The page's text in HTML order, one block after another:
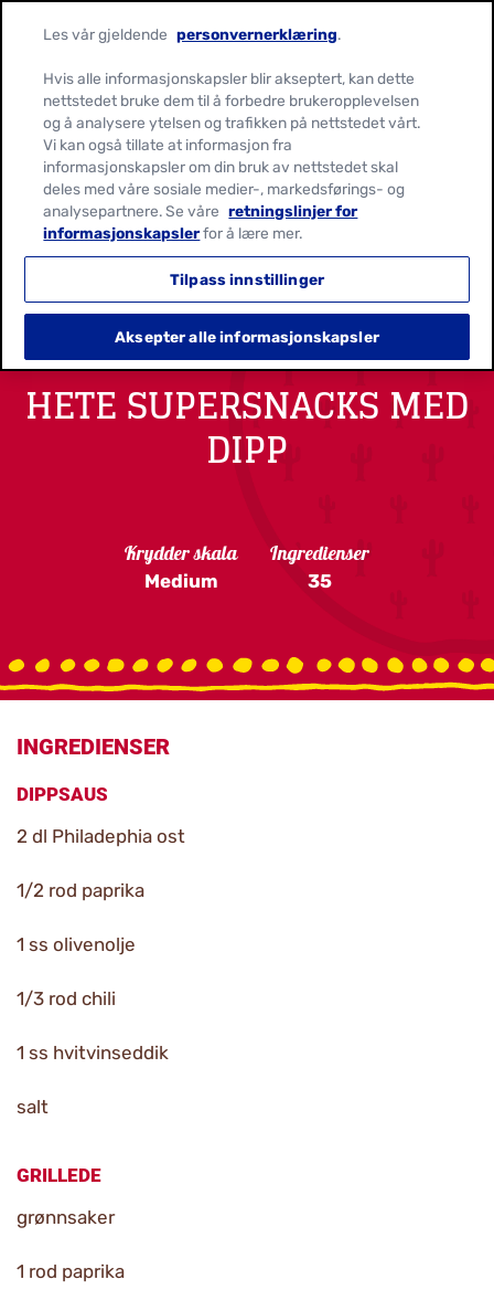
HETE SUPERSNACKS MED
DIPP
Krydder skala
Medium
Ingredienser
35
INGREDIENSER
DIPPSAUS
2 dl Philadephia ost
1/2 rod paprika
1 ss olivenolje
1/3 rod chili
1 ss hvitvinseddik
salt
GRILLEDE
grønnsaker
1 rod paprika
Les vår gjeldende personvernerklæring.
Hvis alle informasjonskapsler blir akseptert, kan dette
nettstedet bruke dem til å forbedre brukeropplevelsen
og å analysere ytelsen og trafikken på nettstedet vårt.
Vi kan også tillate at informasjon fra
informasjonskapsler om din bruk av nettstedet skal
deles med våre sosiale medier-, markedsførings- og
analysepartnere. Se våre retningslinjer for
informasjonskapslerfor å lære mer.
Tilpass innstillinger
Aksepter alle informasjonskapsler